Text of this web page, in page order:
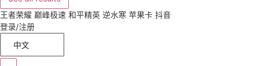
王者荣耀 巅峰极速 和平精英 逆水寒 苹果卡 抖音
登录/注册
中文